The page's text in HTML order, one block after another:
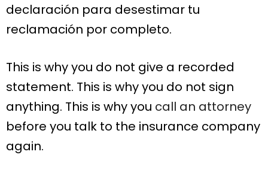
declaración para desestimar tu
reclamación por completo.
This is why you do not give a recorded
statement. This is why you do not sign
anything. This is why you call an attorney
before you talk to the insurance company
again.